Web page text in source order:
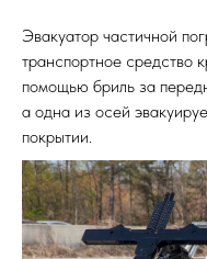
Эвакуатор частичной
транспортное средство
помощью бриль за
а одна из осей
покрытии.